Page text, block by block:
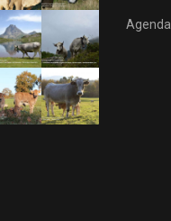
Agenda